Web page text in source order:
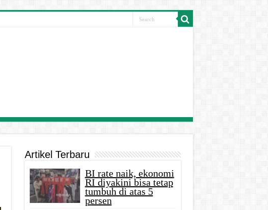
Artikel Terbaru
BI rate naik, ekonomi
RI diyakini bisa tetap
tumbuh di atas 5
persen